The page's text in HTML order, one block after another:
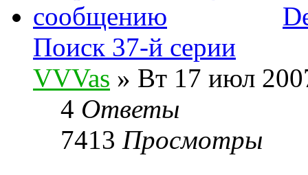
Поиск 37-й серии
VVVas » Вт 17 июл
4 Ответы
7413 Просмотры